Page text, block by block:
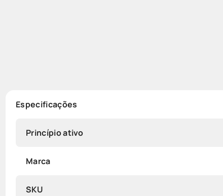
Especificações
Princípio ativo
Marca
SKU